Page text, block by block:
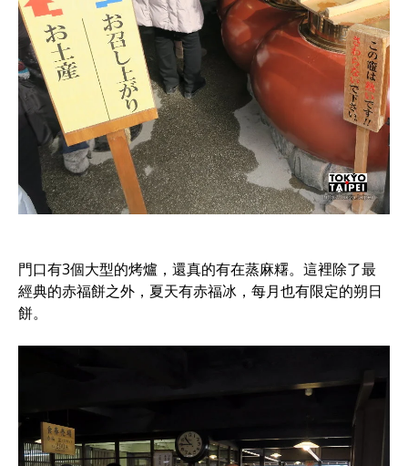
門口有3個大型的烤爐，還真的有在蒸麻糬。這裡除了最
經典的赤福餅之外，夏天有赤福冰，每月也有限定的朔日
餅。